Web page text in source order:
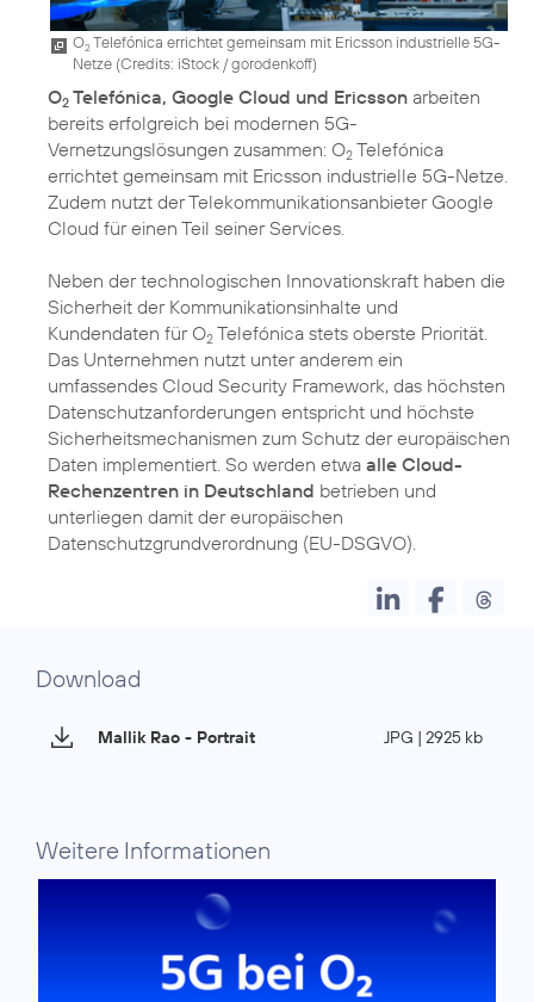
O2Telefónica errichtet gemeinsam mit Ericsson industrielle 5G-
Netze (Credits: iStock / gorodenkoff)
O2 Telefónica, Google Cloud und Ericsson arbeiten
bereits erfolgreich bei modernen 5G-
Vernetzungslösungen zusammen: O2 Telefónica
errichtet gemeinsam mit Ericsson industrielle 5G-Netze.
Zudem nutzt der Telekommunikationsanbieter Google
Cloud für einen Teil seiner Services.
Neben der technologischen Innovationskraft haben die
Sicherheit der Kommunikationsinhalte und
Kundendaten für O2 Telefónica stets oberste Priorität.
Das Unternehmen nutzt unter anderem ein
umfassendes Cloud Security Framework, das höchsten
Datenschutzanforderungen entspricht und höchste
Sicherheitsmechanismen zum Schutz der europäischen
Daten implementiert. So werden etwa alle Cloud-
Rechenzentren in Deutschland betrieben und
unterliegen damit der europäischen
Datenschutzgrundverordnung (EU-DSGVO).
Download
Mallik Rao - Portrait JPG | 2925 kb
Weitere Informationen